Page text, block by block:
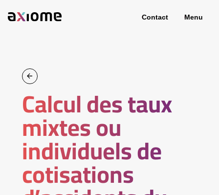
Contact Menu
Calcul des taux
mixtes ou
individuels de
cotisations